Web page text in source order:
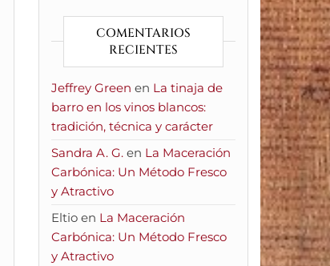
COMENTARIOS
RECIENTES
Jeffrey Green en La tinaja de
barro en los vinos blancos:
tradición, técnica y carácter
Sandra A. G.en La Maceración
Carbónica: Un Método Fresco
y Atractivo
Eltioen La Maceración
Carbónica: Un Método Fresco
y Atractivo